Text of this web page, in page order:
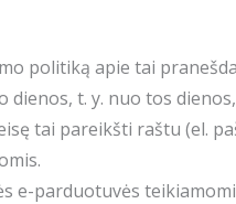
politiką apie tai
t. y. nuo tos
tai pareikšti raštu (el.
parduotuvės